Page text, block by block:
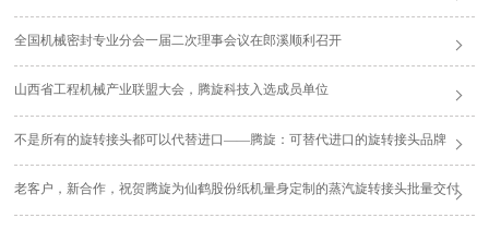
全国机械密封专业分会一届二次理事会议在郎溪顺利召开
山西省工程机械产业联盟大会，腾旋科技入选成员单位
不是所有的旋转接头都可以代替进口——腾旋：可替代进口的旋转接头品牌
老客户，新合作，祝贺腾旋为仙鹤股份纸机量身定制的蒸汽旋转接头批量交付